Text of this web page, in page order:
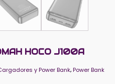
HOCO J100A
y Power Bank, Power Bank